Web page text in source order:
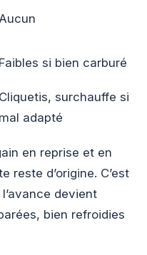
Aucun
Faibles si bien carburé
Cliquetis, surchauffe si
mal adapté
en reprise et en
reste d’origine. C’est
devient
bien refroidies